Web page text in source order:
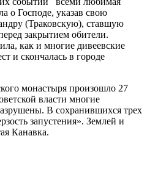
о Господе, указав свою
(Траковскую), ставшую
закрытием обители.
как и многие дивеевские
и скончалась в городе
монастыря произошло 27
власти многие
В сохранившихся трех
запустения». Землей и
Канавка.